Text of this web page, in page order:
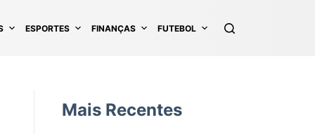
ESPORTES FINANÇAS FUTEBOL
Mais Recentes